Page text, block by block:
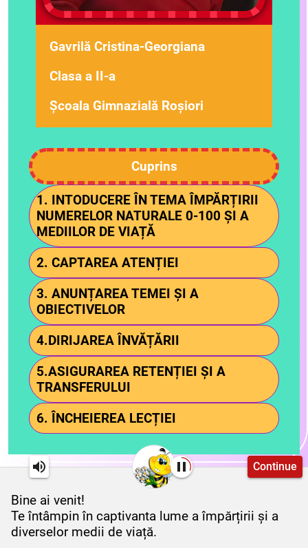
Bine ai venit!
Te întâmpin în captivanta lume a împărțirii și a
diverselor medii de viață.
Continue
Gavrilă Cristina-Georgiana
Clasa a II-a
Școala Gimnazială Roșiori
Cuprins
1. INTODUCERE ÎN TEMA ÎMPĂRȚIRII
NUMERELOR NATURALE 0-100 ȘI A
MEDIILOR DE VIAȚĂ
2. CAPTAREA ATENȚIEI
3. ANUNȚAREA TEMEI ȘI A
OBIECTIVELOR
4.DIRIJAREA ÎNVĂȚĂRII
5.ASIGURAREA RETENȚIEI ȘI A
TRANSFERULUI
6. ÎNCHEIEREA LECȚIEI